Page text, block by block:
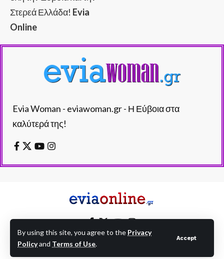
By using this site, you agree to the Privacy
Policyand Terms of Use.
Accept
Στερεά Ελλάδα! Evia
Online
Evia Woman - eviawoman.gr - Η Εύβοια στα
καλύτερά της!
EVIAONLINE © eviaonline.gr - All Rights Reserved.